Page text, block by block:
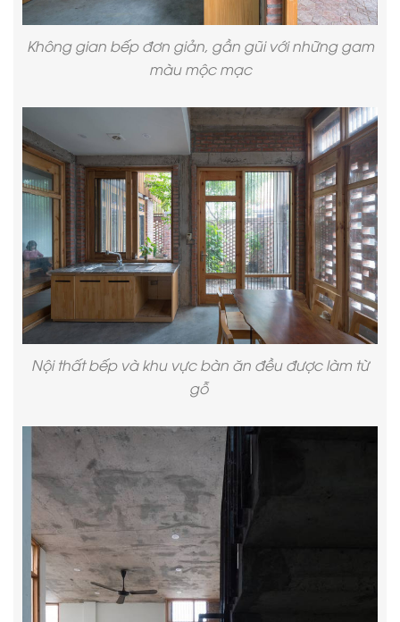
Không gian bếp đơn giản, gần gũi với những gam
màu mộc mạc
Nội thất bếp và khu vực bàn ăn đều được làm từ
gỗ